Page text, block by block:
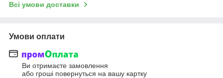
Всі умови доставки
Умови оплати
Ви отримаєте замовлення
або гроші повернуться на вашу картку